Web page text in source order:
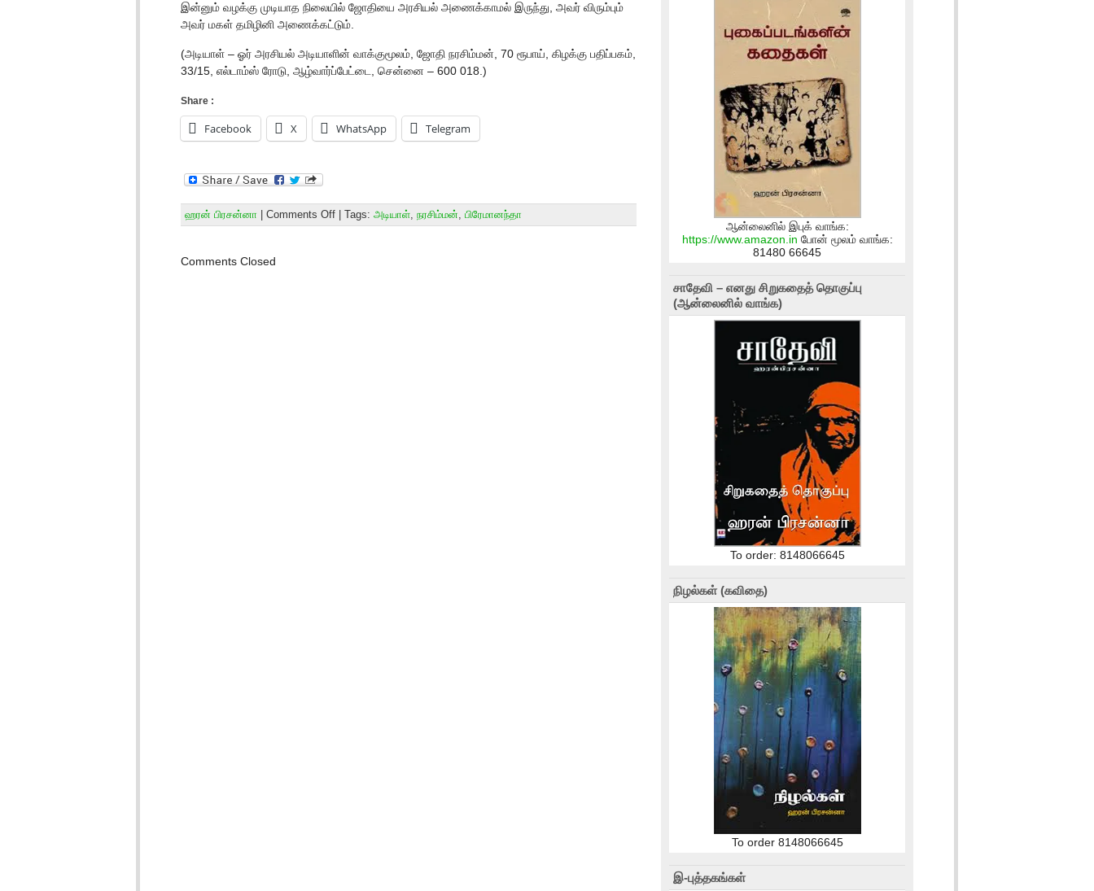
இன்னும் வழக்கு முடியாத நிலையில் ஜோதியை அரசியல் அணைக்காமல் இருந்து, அவர் விரும்பும்
அவர் மகள் தமிழினி அணைக்கட்டும்.
(அடியாள் – ஓர் அரசியல் அடியாளின் வாக்குமூலம், ஜோதி நரசிம்மன், 70 ரூபாய், கிழக்கு பதிப்பகம்,
33/15, எல்டாம்ஸ் ரோடு, ஆழ்வார்ப்பேட்டை, சென்னை – 600 018.)
Share :
Facebook X WhatsApp Telegram
ஹரன் பிரசன்னா Comments Off | Tags: அடியாள், நரசிம்மன், பிரேமானந்தா
Comments Closed
ஆன்லைனில் இபுக் வாங்க:
https://www.amazon.in போன் மூலம் வாங்க:
81480 66645
சாதேவி – எனது சிறுகதைத் தொகுப்பு
(ஆன்லைனில் வாங்க)
To order: 8148066645
நிழல்கள் (கவிதை)
To order 8148066645
இ-புத்தகங்கள்